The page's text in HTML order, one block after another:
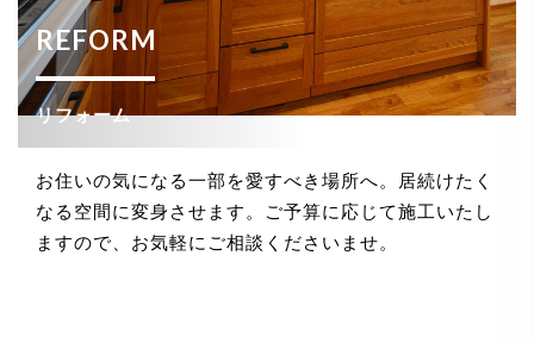
REFORM
リフォーム
お住いの気になる一部を愛すべき場所へ。居続けたく
なる空間に変身させます。ご予算に応じて施工いたし
ますので、お気軽にご相談くださいませ。